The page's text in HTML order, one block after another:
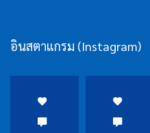
อินสตาแกรม (Instagram)